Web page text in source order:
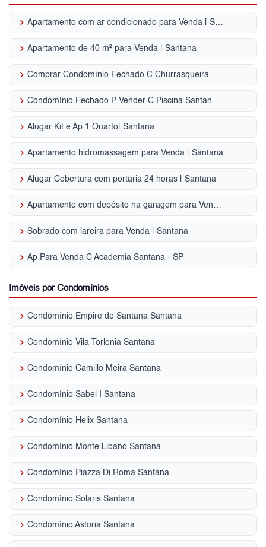
keyboard_arrow_right Apartamento com ar condicionado para Venda | Santana
keyboard_arrow_right Apartamento de 40 m² para Venda | Santana
keyboard_arrow_right Comprar Condomínio Fechado C Churrasqueira Santana - SP
keyboard_arrow_right Condomínio Fechado P Vender C Piscina Santana - SP
keyboard_arrow_right Alugar Kit e Ap 1 Quarto| Santana
keyboard_arrow_right Apartamento hidromassagem para Venda | Santana
keyboard_arrow_right Alugar Cobertura com portaria 24 horas | Santana
keyboard_arrow_right Apartamento com depósito na garagem para Venda | Santana
keyboard_arrow_right Sobrado com lareira para Venda | Santana
keyboard_arrow_right Ap Para Venda C Academia Santana - SP
Imóveis por Condomínios
keyboard_arrow_right Condomínio Empire de Santana Santana
keyboard_arrow_right Condomínio Vila Torlonia Santana
keyboard_arrow_right Condomínio Camillo Meira Santana
keyboard_arrow_right Condomínio Sabel I Santana
keyboard_arrow_right Condomínio Helix Santana
keyboard_arrow_right Condomínio Monte Libano Santana
keyboard_arrow_right Condomínio Piazza Di Roma Santana
keyboard_arrow_right Condomínio Solaris Santana
keyboard_arrow_right Condomínio Astoria Santana